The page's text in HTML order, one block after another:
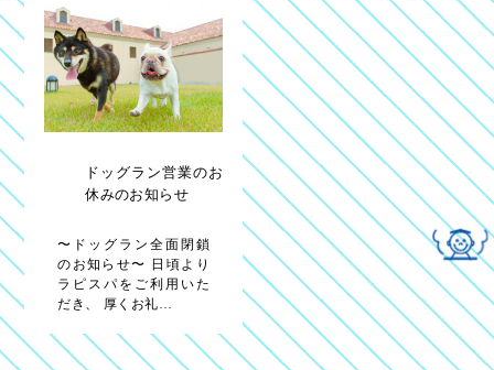
ドッグラン営業のお
休みのお知らせ
〜ドッグラン全面閉鎖
のお知らせ〜 日頃より
ラピスパをご利用いた
だき、 厚くお礼…